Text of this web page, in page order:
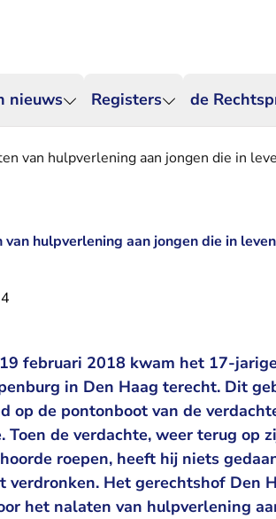
nieuws Registers de
van hulpverlening aan jongen die in
hulpverlening aan jongen die in
februari 2018 kwam het 17-
in Den Haag terecht. Dit
op de pontonboot van de
Toen de verdachte, weer terug op
roepen, heeft hij niets
verdronken. Het gerechtshof Den
het nalaten van hulpverlening